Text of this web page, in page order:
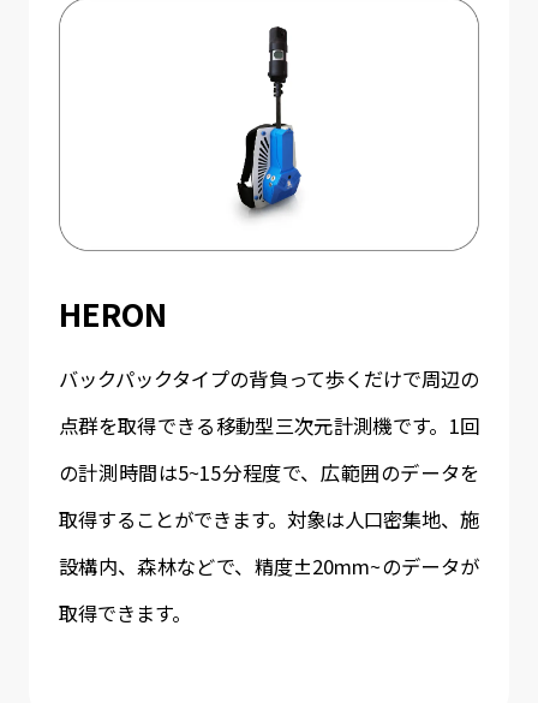
HERON
バックパックタイプの背負って歩くだけで周辺の
点群を取得できる移動型三次元計測機です。1回
の計測時間は5~15分程度で、広範囲のデータを
取得することができます。対象は人口密集地、施
設構内、森林などで、精度±20mm~のデータが
取得できます。